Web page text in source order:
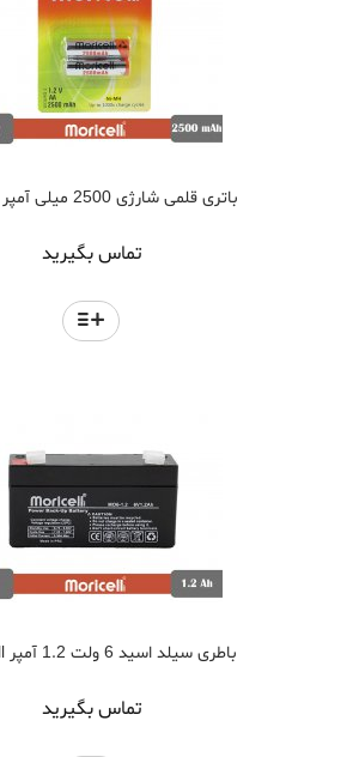
باتری قلمی شارژی 2500 میلی آمپر موریسل
تماس بگیرید
باطری سیلد اسید 6 ولت 1.2 آمپر moricell
تماس بگیرید